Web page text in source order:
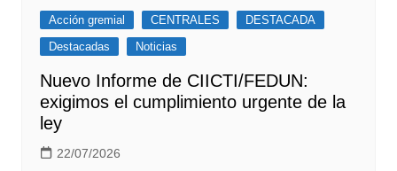
Acción gremial CENTRALES
DESTACADA
Destacadas
Noticias
Nuevo Informe de CIICTI/FEDUN:
exigimos el cumplimiento urgente de la
ley
22/07/2026